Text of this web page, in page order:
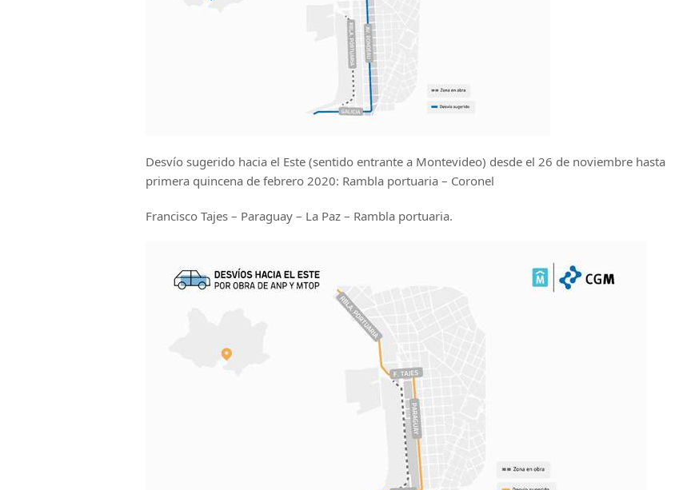
Desvío sugerido hacia el Este (sentido entrante a Montevideo) desde el 26 de noviembre hasta
primera quincena de febrero 2020: Rambla portuaria – Coronel
Francisco Tajes – Paraguay – La Paz – Rambla portuaria.